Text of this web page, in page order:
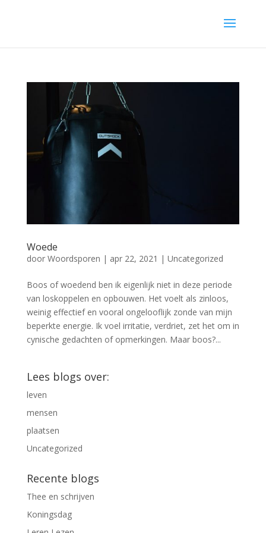
Woede
door Woordsporen | apr 22, 2021 | Uncategorized
Boos of woedend ben ik eigenlijk niet in deze periode
van loskoppelen en opbouwen. Het voelt als zinloos,
weinig effectief en vooral ongelooflijk zonde van mijn
beperkte energie. Ik voel irritatie, verdriet, zet het om in
cynische gedachten of opmerkingen. Maar boos?...
Lees blogs over:
leven
mensen
plaatsen
Uncategorized
Recente blogs
Thee en schrijven
Koningsdag